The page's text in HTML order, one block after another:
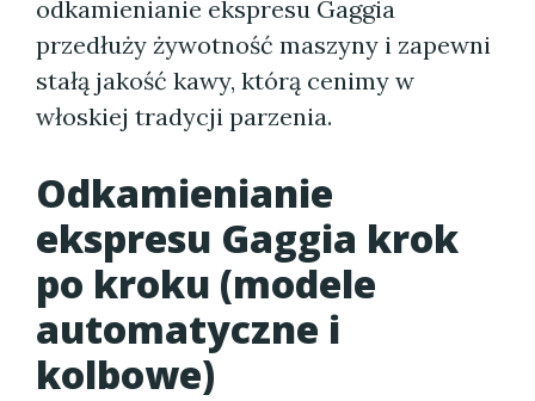
odkamienianie ekspresu Gaggia
przedłuży żywotność maszyny i zapewni
stałą jakość kawy, którą cenimy w
włoskiej tradycji parzenia.
Odkamienianie
ekspresu Gaggia krok
po kroku (modele
automatyczne i
kolbowe)